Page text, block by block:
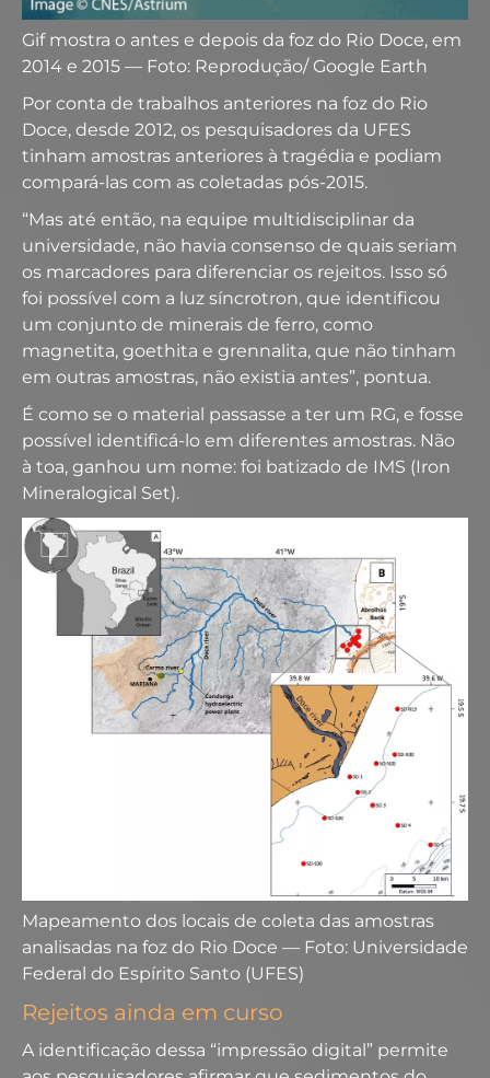
Gif mostra o antes e depois da foz do Rio Doce, em
2014 e 2015 — Foto: Reprodução/ Google Earth
Por conta de trabalhos anteriores na foz do Rio
Doce, desde 2012, os pesquisadores da UFES
tinham amostras anteriores à tragédia e podiam
compará-las com as coletadas pós-2015.
“Mas até então, na equipe multidisciplinar da
universidade, não havia consenso de quais seriam
os marcadores para diferenciar os rejeitos. Isso só
foi possível com a luz síncrotron, que identificou
um conjunto de minerais de ferro, como
magnetita, goethita e grennalita, que não tinham
em outras amostras, não existia antes”, pontua.
É como se o material passasse a ter um RG, e fosse
possível identificá-lo em diferentes amostras. Não
à toa, ganhou um nome: foi batizado de IMS (Iron
Mineralogical Set).
Mapeamento dos locais de coleta das amostras
analisadas na foz do Rio Doce — Foto: Universidade
Federal do Espírito Santo (UFES)
Rejeitos ainda em curso
A identificação dessa “impressão digital” permite